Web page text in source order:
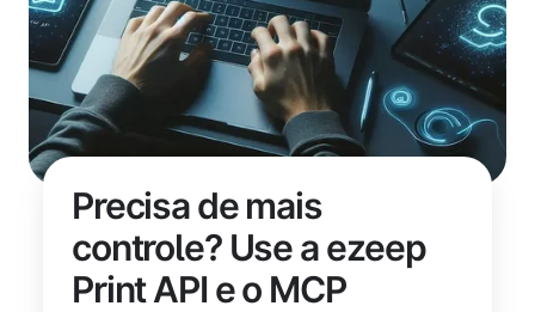
Precisa de mais
controle? Use a ezeep
Print API e o MCP